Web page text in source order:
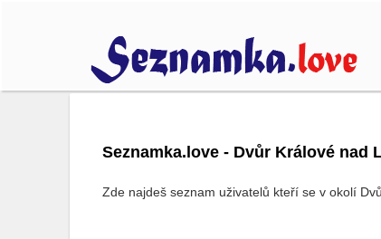
Seznamka.love - Dvůr Králové nad
Zde najdeš seznam uživatelů kteří se v okolí